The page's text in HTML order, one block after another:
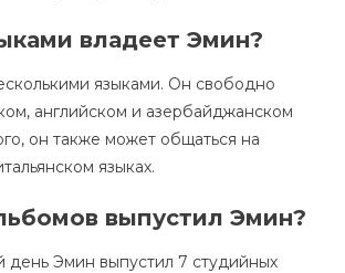
владеет Эмин?
языками. Он свободно
английском и азербайджанском
он также может общаться на
языках.
выпустил Эмин?
день Эмин выпустил 7 студийных